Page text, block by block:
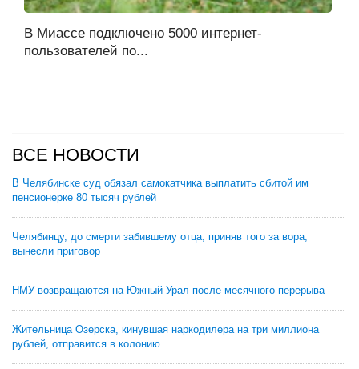
В Миассе подключено 5000 интернет-
пользователей по...
ВСЕ НОВОСТИ
В Челябинске суд обязал самокатчика выплатить сбитой им
пенсионерке 80 тысяч рублей
Челябинцу, до смерти забившему отца, приняв того за вора,
вынесли приговор
НМУ возвращаются на Южный Урал после месячного перерыва
Жительница Озерска, кинувшая наркодилера на три миллиона
рублей, отправится в колонию